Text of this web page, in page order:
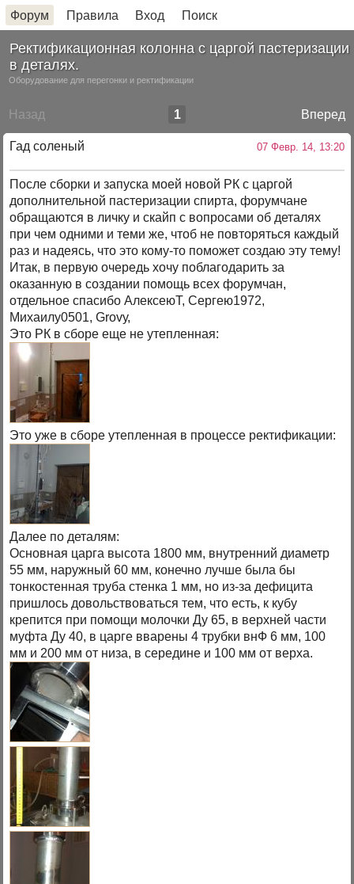
Форум Правила Вход Поиск
Ректификационная колонна с царгой пастеризации
в деталях.
Оборудование для перегонки и ректификации
Назад Вперед
1
Гад соленый 07 Февр. 14, 13:20
После сборки и запуска моей новой РК с царгой
дополнительной пастеризации спирта, форумчане
обращаются в личку и скайп с вопросами об деталях
при чем одними и теми же, чтоб не повторяться каждый
раз и надеясь, что это кому-то поможет создаю эту тему!
Итак, в первую очередь хочу поблагодарить за
оказанную в создании помощь всех форумчан,
отдельное спасибо АлексеюТ, Сергею1972,
Михаилу0501, Grovу,
Это РК в сборе еще не утепленная:
Это уже в сборе утепленная в процессе ректификации:
Далее по деталям:
Основная царга высота 1800 мм, внутренний диаметр
55 мм, наружный 60 мм, конечно лучше была бы
тонкостенная труба стенка 1 мм, но из-за дефицита
пришлось довольствоваться тем, что есть, к кубу
крепится при помощи молочки Ду 65, в верхней части
муфта Ду 40, в царге вварены 4 трубки внФ 6 мм, 100
мм и 200 мм от низа, в середине и 100 мм от верха.